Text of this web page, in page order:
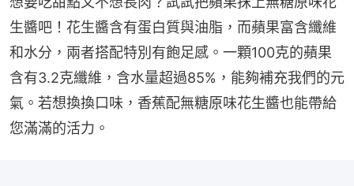
生醬吧！花生醬含有蛋白質與油脂，而蘋果富含纖維
和水分，兩者搭配特別有飽足感。一顆100克的蘋果
含有3.2克纖維，含水量超過85%，能夠補充我們的元
氣。若想換換口味，香蕉配無糖原味花生醬也能帶給
您滿滿的活力。